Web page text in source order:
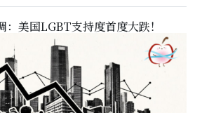
美国LGBT支持度首度大跌！